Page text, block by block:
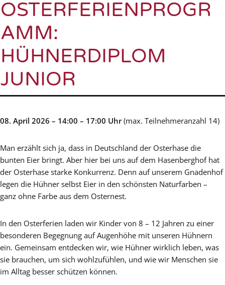
OSTERFERIENPROGR
AMM:
HÜHNERDIPLOM
JUNIOR
08. April 2026 – 14:00 – 17:00 Uhr(max. Teilnehmeranzahl 14)
Man erzählt sich ja, dass in Deutschland der Osterhase die
bunten Eier bringt. Aber hier bei uns auf dem Hasenberghof hat
der Osterhase starke Konkurrenz. Denn auf unserem Gnadenhof
legen die Hühner selbst Eier in den schönsten Naturfarben –
ganz ohne Farbe aus dem Osternest.
In den Osterferien laden wir Kinder von 8 – 12 Jahren zu einer
besonderen Begegnung auf Augenhöhe mit unseren Hühnern
ein. Gemeinsam entdecken wir, wie Hühner wirklich leben, was
sie brauchen, um sich wohlzufühlen, und wie wir Menschen sie
im Alltag besser schützen können.